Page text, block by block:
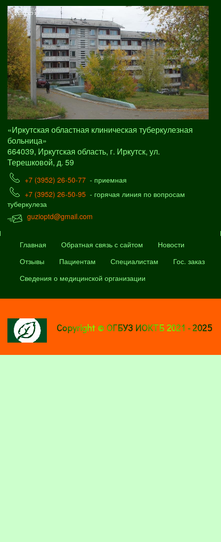
«Иркутская областная клиническая туберкулезная
больница»
664039, Иркутская область, г. Иркутск, ул.
Терешковой, д. 59
+7 (3952) 26-50-77 - приемная
+7 (3952) 26-50-95 - горячая линия по вопросам
туберкулеза
guzioptd@gmail.com
Главная Обратная связь с сайтом
Новости
Отзывы
Пациентам Специалистам
Гос. заказ
Сведения о медицинской организации
Copyright © ОГБУЗ ИОКТБ 2021 - 2025